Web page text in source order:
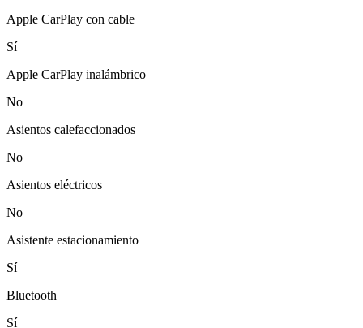
Apple CarPlay con cable
Sí
Apple CarPlay inalámbrico
No
Asientos calefaccionados
No
Asientos eléctricos
No
Asistente estacionamiento
Sí
Bluetooth
Sí